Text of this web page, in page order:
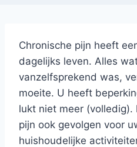
Chronische pijn heeft
dagelijks leven. Alles
vanzelfsprekend was,
moeite. U heeft
lukt niet meer
pijn ook gevolgen voor
huishoudelijke